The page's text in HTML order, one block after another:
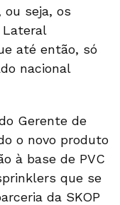
ou seja, os
até então, só
nacional
Gerente de
o novo produto
à base de PVC
que se
da SKOP